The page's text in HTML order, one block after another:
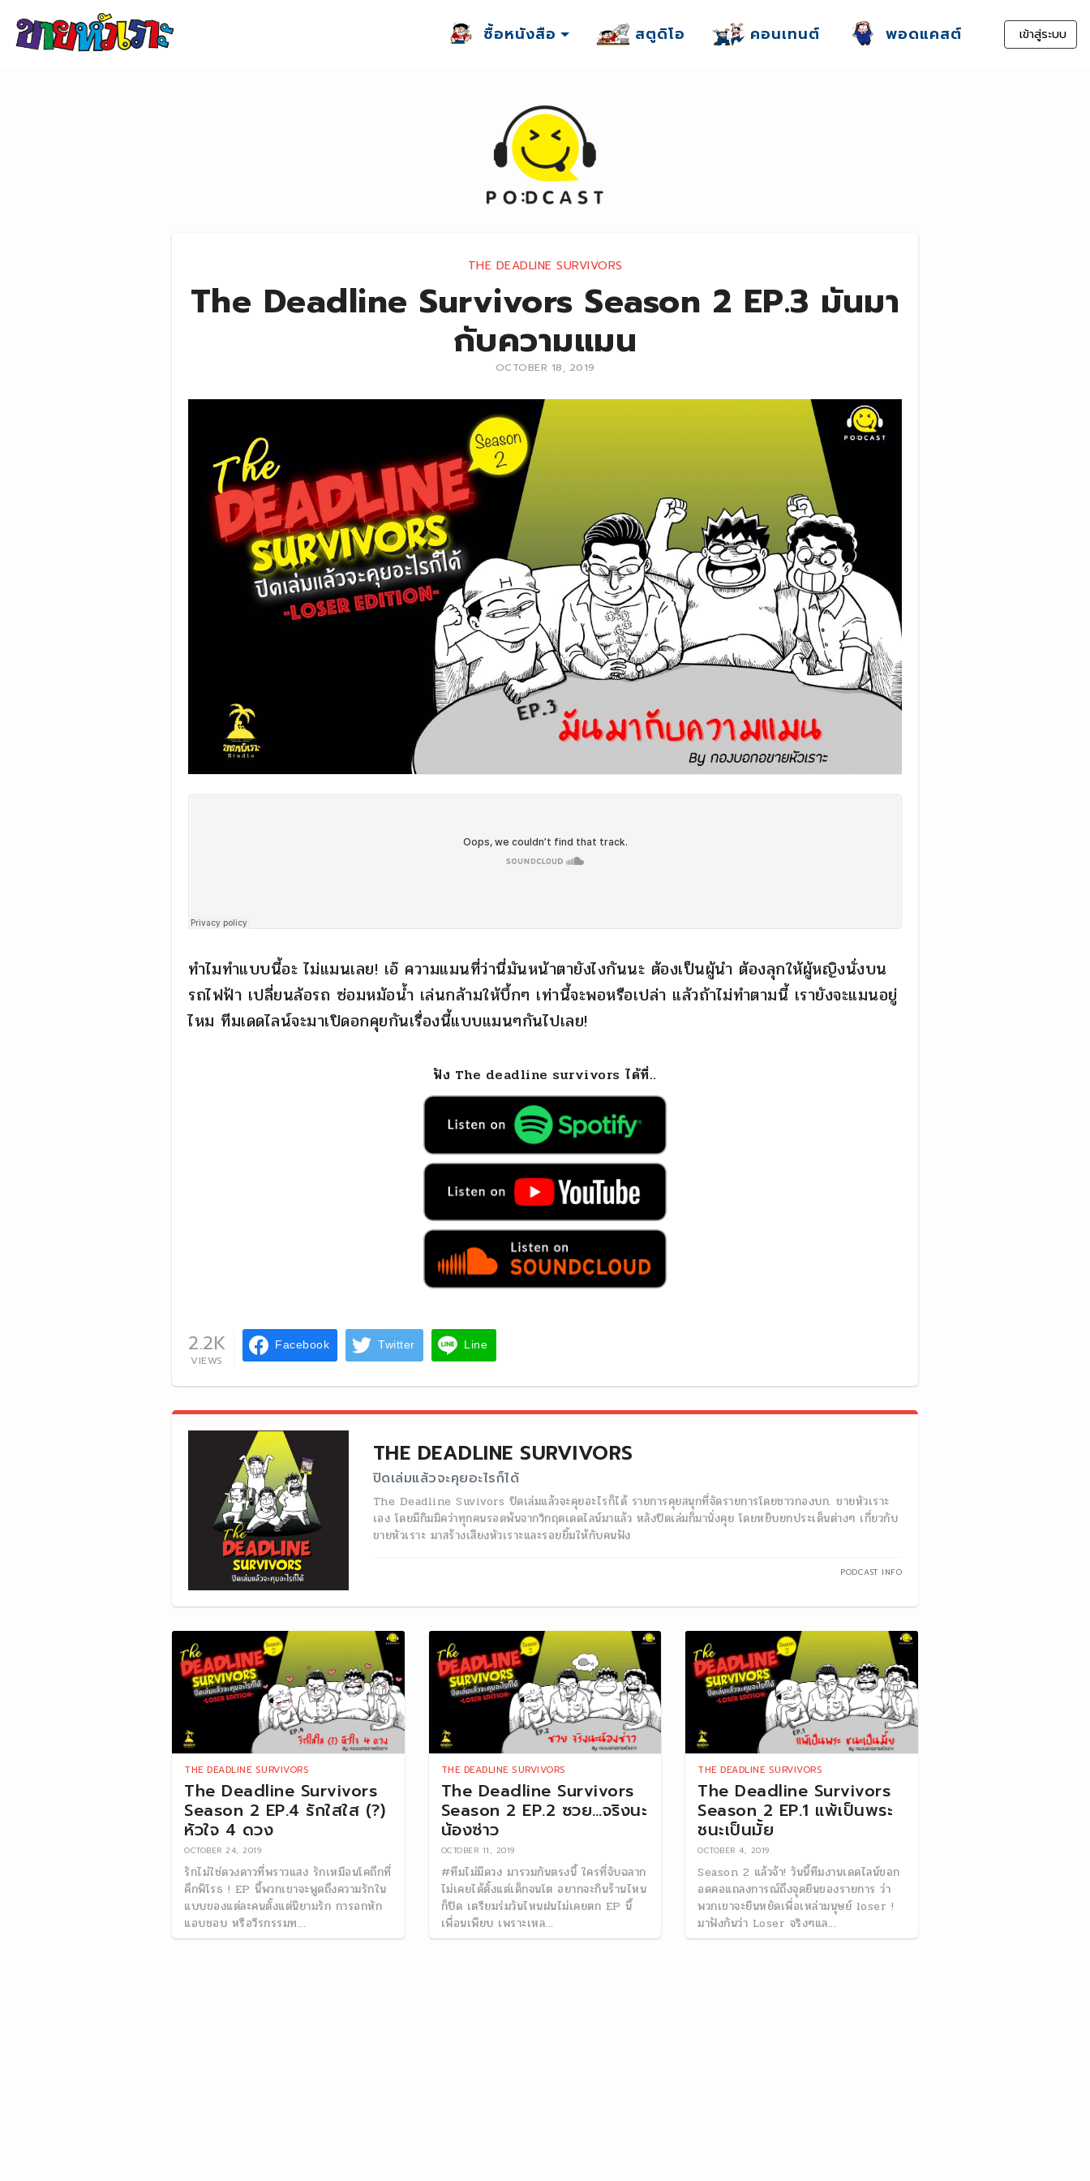
Skip to content
ซื้อหนังสือ สตูดิโอ คอนเทนต์ พอดแคสต์ เข้าสู่ระบบ
THE DEADLINE SURVIVORS
The Deadline Survivors Season 2 EP.3 มันมา
กับความแมน
OCTOBER 18, 2019
ทำไมทำแบบนี้อะ ไม่แมนเลย! เอ๊ ความแมนที่ว่านี่มันหน้าตายังไงกันนะ ต้องเป็นผู้นำ ต้องลุกให้ผู้หญิงนั่งบน
รถไฟฟ้า เปลี่ยนล้อรถ ซ่อมหม้อน้ำ เล่นกล้ามให้บึ้กๆ เท่านี้จะพอหรือเปล่า แล้วถ้าไม่ทำตามนี้ เรายังจะแมนอยู่
ไหม ทีมเดดไลน์จะมาเปิดอกคุยกันเรื่องนี้แบบแมนๆกันไปเลย!
ฟัง The deadline survivors ได้ที่..
VIEWS
2.2K Facebook Twitter Line
THE DEADLINE SURVIVORS
ปิดเล่มแล้วจะคุยอะไรก็ได้
The Deadline Suvivors ปิดเล่มแล้วจะคุยอะไรก็ได้ รายการคุยสนุกที่จัดรายการโดยชาวกองบก. ขายหัวเราะ
เอง โดยมีกิมมิคว่าทุกคนรอดพ้นจากวิกฤตเดดไลน์มาแล้ว หลังปิดเล่มก็มานั่งคุย โดยหยิบยกประเด็นต่างๆ เกี่ยวกับ
ขายหัวเราะ มาสร้างเสียงหัวเราะและรอยยิ้มให้กับคนฟัง
PODCAST INFO
THE DEADLINE SURVIVORS
The Deadline Survivors
Season 2 EP.4 รักใสใส (?)
หัวใจ 4 ดวง
OCTOBER 24, 2019
รักไม่ใช่ดวงดาวที่พราวแสง รักเหมือนโคถึกที่
คึกพิโรธ ! EP นี้พวกเขาจะพูดถึงความรักใน
แบบของแต่ละคนตั้งแต่นิยามรัก การอกหัก
แอบชอบ หรือวีรกรรมท...
THE DEADLINE SURVIVORS
The Deadline Survivors
Season 2 EP.2 ซวย…จริงนะ
น้องซ่าว
OCTOBER 11, 2019
#ทีมไม่มีดวง มารวมกันตรงนี้ ใครที่จับฉลาก
ไม่เคยได้ตั้งแต่เด็กจนโต อยากจะกินร้านไหน
ก็ปิด เตรียมร่มวันไหนฝนไม่เคยตก EP นี้
เพื่อนเพียบ เพราะเหล...
THE DEADLINE SURVIVORS
The Deadline Survivors
Season 2 EP.1 แพ้เป็นพระ
ชนะเป็นมั้ย
OCTOBER 4, 2019
Season 2 แล้วจ้า! วันนี้ทีมงานเดดไลน์ขอก
อดคอแถลงการณ์ถึงจุดยืนของรายการ ว่า
พวกเขาจะยืนหยัดเพื่อเหล่ามนุษย์ loser !
มาฟังกันว่า Loser จริงๆแล...